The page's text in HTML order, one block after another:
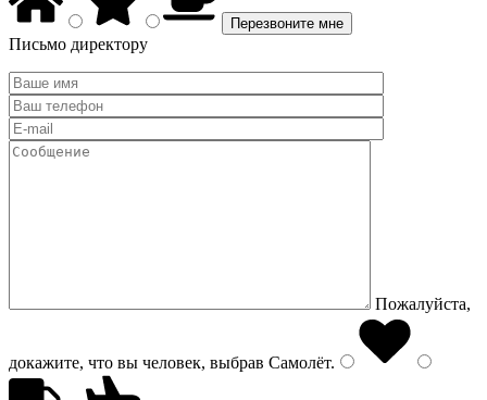
Письмо директору
Пожалуйста,
докажите, что вы человек, выбрав Самолёт.